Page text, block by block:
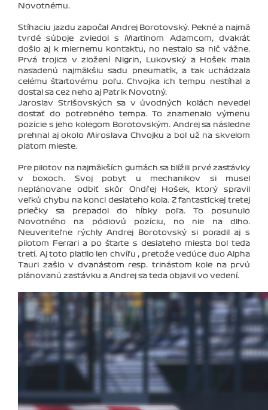
Novotnému.
Stíhaciu jazdu započal Andrej Borotovský. Pekné a najmä
tvrdé súboje zviedol s Martinom Adamcom, dvakrát
došlo aj k miernemu kontaktu, no nestalo sa nič vážne.
Prvá trojica v zložení Nigrin, Lukovský a Hošek mala
nasadenú najmäkšiu sadu pneumatík, a tak uchádzala
celému štartovému poľu. Chvojka ich tempu nestíhal a
dostal sa cez neho aj Patrik Novotný.
Jaroslav Strišovských sa v úvodných kolách nevedel
dostať do potrebného tempa. To znamenalo výmenu
pozície s jeho kolegom Borotovským. Andrej sa následne
prehnal aj okolo Miroslava Chvojku a bol už na skvelom
piatom mieste.
Pre pilotov na najmäkších gumách sa blížili prvé zastávky
v boxoch. Svoj pobyt u mechanikov si musel
neplánovane odbiť skôr Ondřej Hošek, ktorý spravil
veľkú chybu na konci desiateho kola. Z fantastickej tretej
priečky sa prepadol do hĺbky poľa. To posunulo
Novotného na pódiovú pozíciu, no nie na dlho.
Neuveriteľne rýchly Andrej Borotovský si poradil aj s
pilotom Ferrari a po štarte s desiateho miesta bol teda
tretí. Aj toto platilo len chvíľu , pretože vedúce duo Alpha
Tauri zašlo v dvanástom resp. trinástom kole na prvú
plánovanú zastávku a Andrej sa teda objavil vo vedení.